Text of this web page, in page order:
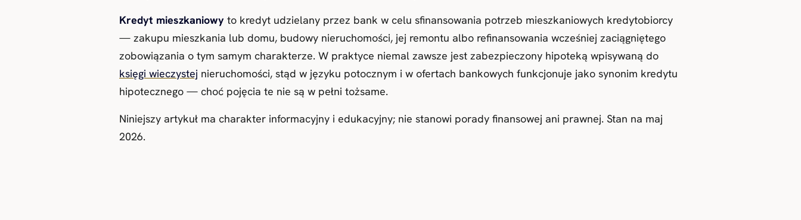
Kredyt mieszkaniowy to kredyt udzielany przez bank w celu sfinansowania potrzeb mieszkaniowych kredytobiorcy
— zakupu mieszkania lub domu, budowy nieruchomości, jej remontu albo refinansowania wcześniej zaciągniętego
zobowiązania o tym samym charakterze. W praktyce niemal zawsze jest zabezpieczony hipoteką wpisywaną do
księgi wieczystej nieruchomości, stąd w języku potocznym i w ofertach bankowych funkcjonuje jako synonim kredytu
hipotecznego — choć pojęcia te nie są w pełni tożsame.
Niniejszy artykuł ma charakter informacyjny i edukacyjny; nie stanowi porady finansowej ani prawnej. Stan na maj
2026.